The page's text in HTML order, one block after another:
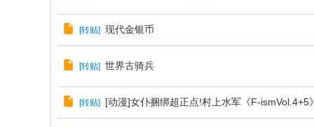
[转贴] 现代金银币
[转贴] 世界古骑兵
[转贴] [动漫]女仆捆绑超正点!村上水军《F-ismVol.4+5